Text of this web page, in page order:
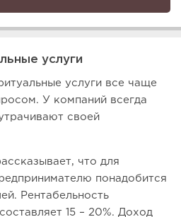
услуги
услуги все чаще
У компаний всегда
своей
что для
понадобится
Рентабельность
15 – 20%. Доход